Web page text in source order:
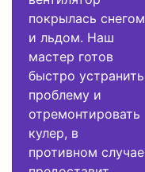
покрылась снегом
и льдом. Наш
мастер готов
быстро устранить
проблему и
отремонтировать
кулер, в
противном случае